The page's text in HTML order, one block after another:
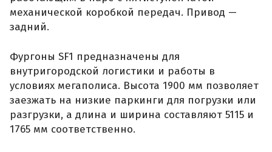
механической коробкой передач. Привод —
задний.
Фургоны SF1 предназначены для
внутригородской логистики и работы в
условиях мегаполиса. Высота 1900 мм позволяет
заезжать на низкие паркинги для погрузки или
разгрузки, а длина и ширина составляют 5115 и
1765 мм соответственно.